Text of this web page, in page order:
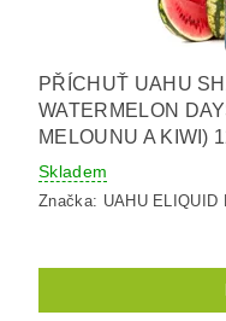
PŘÍCHUŤ UAHU
WATERMELON
MELOUNU A KIWI)
Skladem
Značka: UAHU ELIQUID